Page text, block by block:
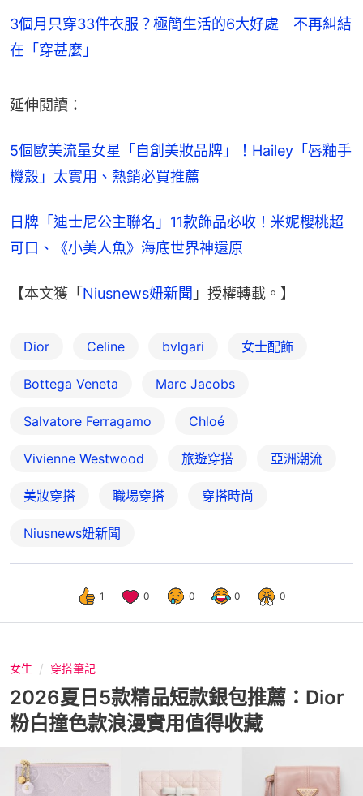
3個月只穿33件衣服？極簡生活的6大好處 不再糾結
在「穿甚麼」
延伸閱讀：
5個歐美流量女星「自創美妝品牌」！Hailey「唇釉手
機殼」太實用、熱銷必買推薦
日牌「迪士尼公主聯名」11款飾品必收！米妮櫻桃超
可口、《小美人魚》海底世界神還原
【本文獲「Niusnews妞新聞 」授權轉載。】
Dior Celine bvlgari 女士配飾
Bottega Veneta Marc Jacobs
Salvatore Ferragamo Chloé
Vivienne Westwood 旅遊穿搭 亞洲潮流
美妝穿搭 職場穿搭 穿搭時尚
Niusnews妞新聞
1 0 0 0 0
女生 穿搭筆記
2026夏日5款精品短款銀包推薦：Dior
粉白撞色款浪漫實用值得收藏